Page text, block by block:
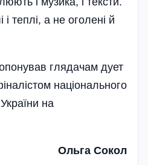
і теплі, а не оголені й
глядачам дует
національного
України на
Ольга Сокол